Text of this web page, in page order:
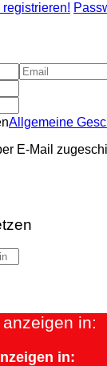
Allgemeine
E-Mail
in:
in: